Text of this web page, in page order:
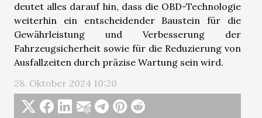
deutet alles darauf hin, dass die OBD-Technologie
weiterhin ein entscheidender Baustein für die
Gewährleistung und Verbesserung der
Fahrzeugsicherheit sowie für die Reduzierung von
Ausfallzeiten durch präzise Wartung sein wird.
28. Oktober 2024 10:20